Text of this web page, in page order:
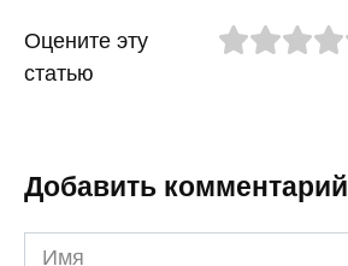
Оцените эту
статью
Добавить комментарий
Имя